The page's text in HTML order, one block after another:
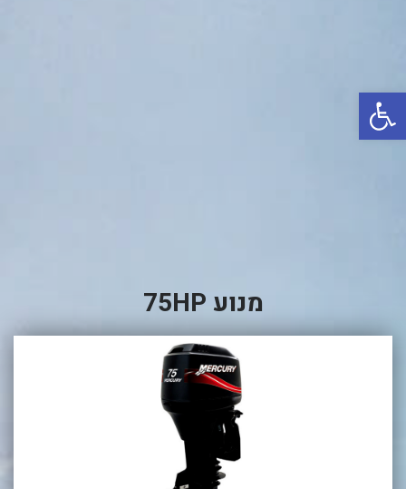
פתח סרגל נגישות
בכנרת גינוסר
בכנרת טבריה
בכנרת ילדים
בכנרת לידו
מנוע 75HP